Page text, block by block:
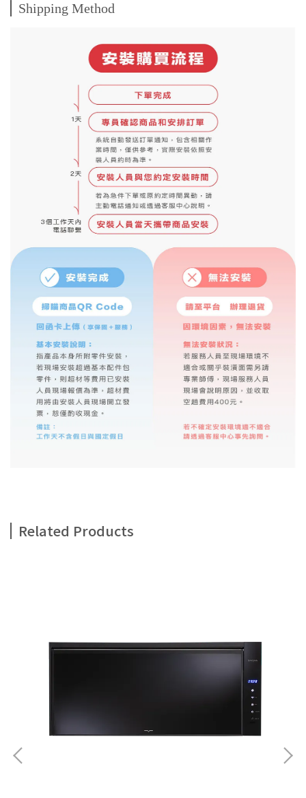
Shipping Method
Related Products